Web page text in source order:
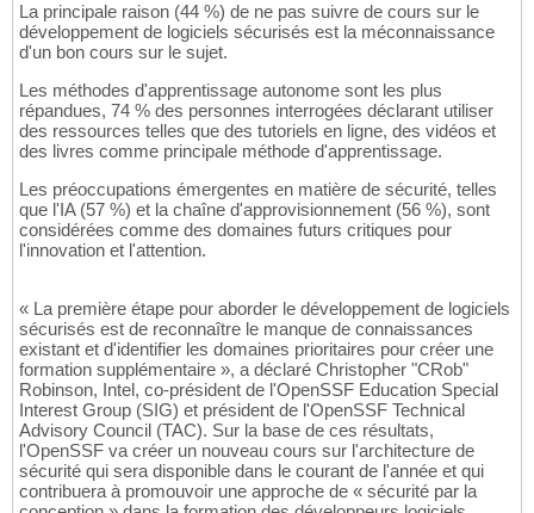
La principale raison (44 %) de ne pas suivre de cours sur le
développement de logiciels sécurisés est la méconnaissance
d'un bon cours sur le sujet.
Les méthodes d'apprentissage autonome sont les plus
répandues, 74 % des personnes interrogées déclarant utiliser
des ressources telles que des tutoriels en ligne, des vidéos et
des livres comme principale méthode d'apprentissage.
Les préoccupations émergentes en matière de sécurité, telles
que l'IA (57 %) et la chaîne d'approvisionnement (56 %), sont
considérées comme des domaines futurs critiques pour
l'innovation et l'attention.
« La première étape pour aborder le développement de logiciels
sécurisés est de reconnaître le manque de connaissances
existant et d'identifier les domaines prioritaires pour créer une
formation supplémentaire », a déclaré Christopher "CRob"
Robinson, Intel, co-président de l'OpenSSF Education Special
Interest Group (SIG) et président de l'OpenSSF Technical
Advisory Council (TAC). Sur la base de ces résultats,
l'OpenSSF va créer un nouveau cours sur l'architecture de
sécurité qui sera disponible dans le courant de l'année et qui
contribuera à promouvoir une approche de « sécurité par la